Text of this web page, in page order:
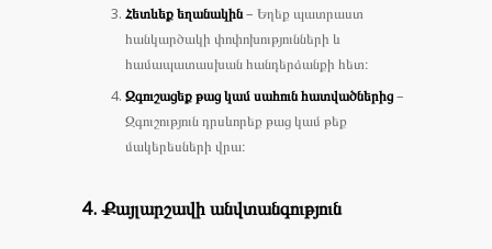
Հետևեք եղանակին– Եղեք պատրաստ
հանկարծակի փոփոխությունների և
համապատասխան հանդերձանքի հետ։
Զգուշացեք թաց կամ սահուն հատվածներից–
Զգուշություն դրսևորեք թաց կամ թեք
մակերեսների վրա։
4. Քայլարշավի անվտանգություն